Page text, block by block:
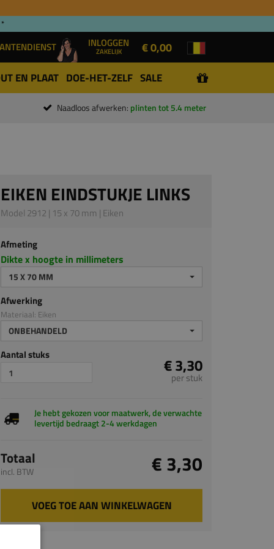
INLOGGEN
ZAKELIJK € 0,00
EN PLAAT DOE-HET-ZELF SALE
Naadloos afwerken: plinten tot 5.4 meter
EIKEN EINDSTUKJE LINKS
Model 2912 | 15 x 70 mm | Eiken
Afmeting
Dikte x hoogte in millimeters
15 X 70 MM
Afwerking
Materiaal: Eiken
ONBEHANDELD
Aantal stuks € 3,30
per stuk
Je hebt gekozen voor maatwerk, de verwachte
levertijd bedraagt 2-4 werkdagen
Totaal
incl. BTW € 3,30
VOEG TOE AAN WINKELWAGEN